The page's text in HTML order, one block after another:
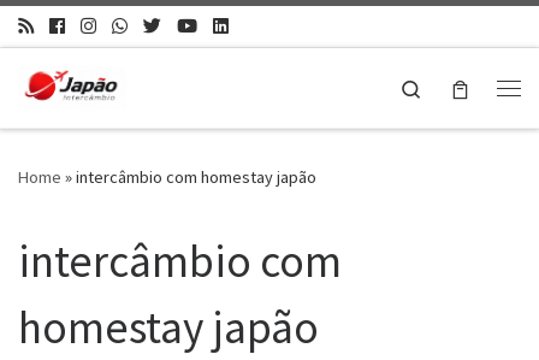
Search
Home »intercâmbio com homestay japão
intercâmbio com
homestay japão